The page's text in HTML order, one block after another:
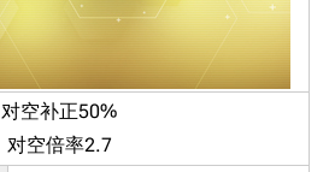
对空补正50%
对空倍率2.7